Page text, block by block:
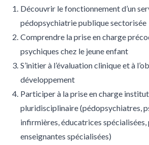
Découvrir le fonctionnement d’un
pédopsychiatrie publique sectorisée
Comprendre la prise en charge
psychiques chez le jeune enfant
S’initier à l’évaluation clinique et à
développement
Participer à la prise en charge
pluridisciplinaire (pédopsychiatres,
infirmières, éducatrices
enseignantes spécialisées)